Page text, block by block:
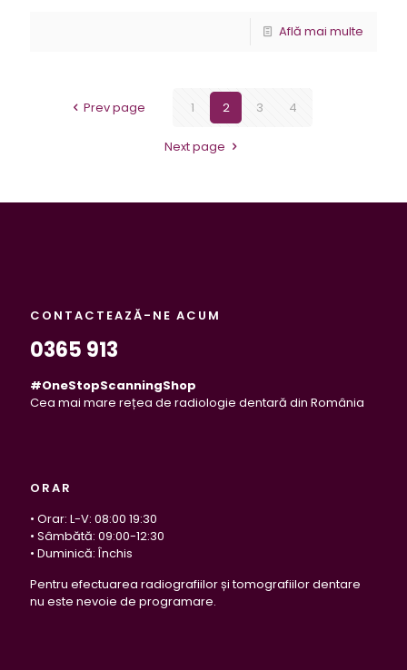
Află mai multe
Prev page 1 2 3 4
Next page
CONTACTEAZĂ-NE ACUM
0365 913
#OneStopScanningShop
Cea mai mare rețea de radiologie dentară din România
ORAR
• Orar: L-V: 08:00 19:30
• Sâmbătă: 09:00-12:30
• Duminică: Închis
Pentru efectuarea radiografiilor și tomografiilor dentare
nu este nevoie de programare.